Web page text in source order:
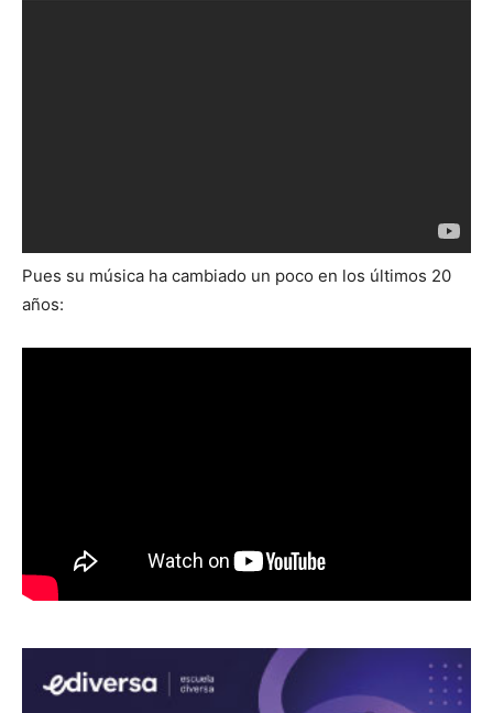
Pues su música ha cambiado un poco en los últimos 20
años: